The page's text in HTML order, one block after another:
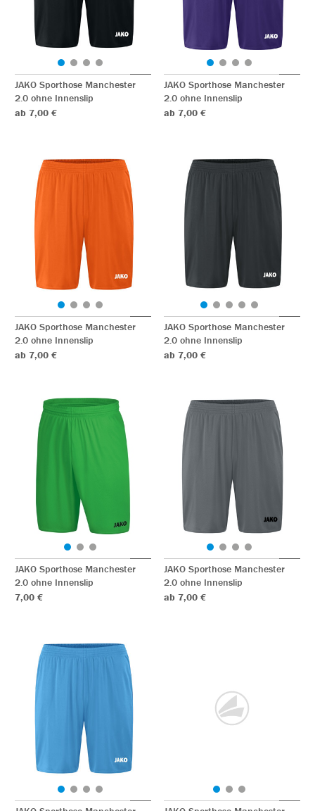
JAKO Sporthose Manchester
2.0 ohne Innenslip
ab 7,00 €
JAKO Sporthose Manchester
2.0 ohne Innenslip
ab 7,00 €
JAKO Sporthose Manchester
2.0 ohne Innenslip
ab 7,00 €
JAKO Sporthose Manchester
2.0 ohne Innenslip
ab 7,00 €
JAKO Sporthose Manchester
2.0 ohne Innenslip
7,00 €
JAKO Sporthose Manchester
2.0 ohne Innenslip
ab 7,00 €